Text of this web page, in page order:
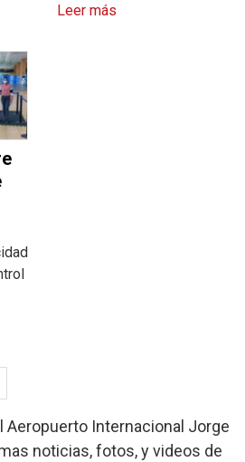
Leer más
Aeropuerto Internacional Jorge
noticias, fotos, y videos de